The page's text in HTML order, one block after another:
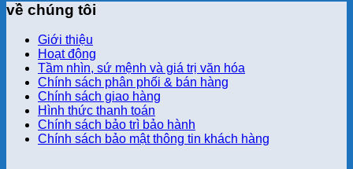
về chúng tôi
Giới thiệu
Hoạt động
Tầm nhìn, sứ mệnh và giá trị văn hóa
Chính sách phân phối & bán hàng
Chính sách giao hàng
Hình thức thanh toán
Chính sách bảo trì bảo hành
Chính sách bảo mật thông tin khách hàng